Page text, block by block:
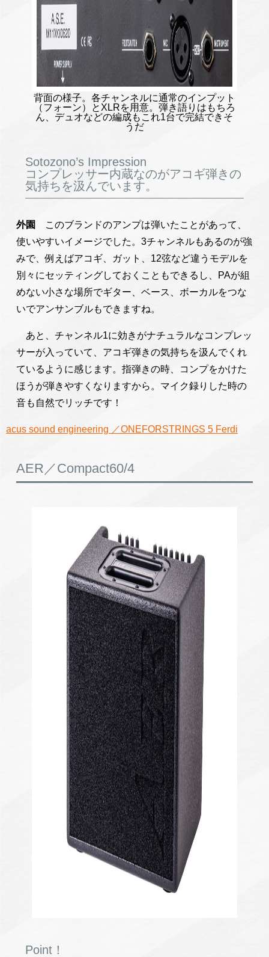
背面の様子。各チャンネルに通常のインプット
（フォーン）とXLRを用意。弾き語りはもちろ
ん、デュオなどの編成もこれ1台で完結できそ
うだ
Sotozono’s Impression
コンプレッサー内蔵なのがアコギ弾きの
気持ちを汲んでいます。
外園
このブランドのアンプは弾いたことがあって、
使いやすいイメージでした。3チャンネルもあるのが強
みで、例えばアコギ、ガット、12弦など違うモデルを
別々にセッティングしておくこともできるし、PAが組
めない小さな場所でギター、ベース、ボーカルをつな
いでアンサンブルもできますね。
あと、チャンネル1に効きがナチュラルなコンプレッ
サーが入っていて、アコギ弾きの気持ちを汲んでくれ
ているように感じます。指弾きの時、コンプをかけた
ほうが弾きやすくなりますから。マイク録りした時の
音も自然でリッチです！
acus sound engineering ／ONEFORSTRINGS 5 Ferdi
AER／Compact60/4
Point！